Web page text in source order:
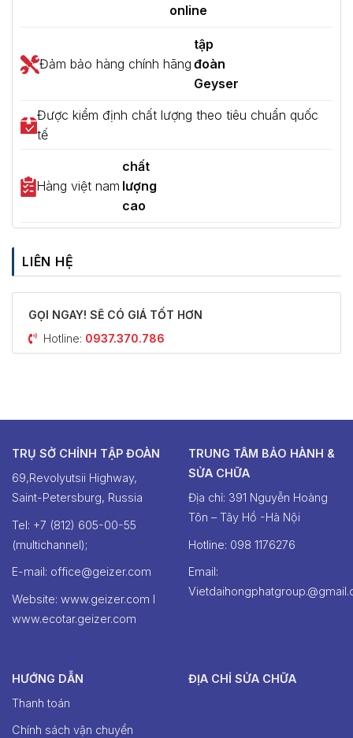
online
Đảm bảo hàng chính hãng
tập
đoàn
Geyser
Được kiểm định chất lượng theo tiêu chuẩn quốc
tế
Hàng việt nam
chất
lượng
cao
LIÊN HỆ
GỌI NGAY! SẼ CÓ GIÁ TỐT HƠN
Hotline: 0937.370.786
TRỤ SỞ CHỈNH TẬP ĐOÀN
69,Revolyutsii Highway,
Saint-Petersburg, Russia
Tel: +7 (812) 605-00-55
(multichannel);
E-mail: office@geizer.com
Website: www.geizer.com I
www.ecotar.geizer.com
TRUNG TÂM BẢO HÀNH &
SỬA CHỮA
Địa chỉ: 391 Nguyễn Hoàng
Tôn – Tây Hồ -Hà Nội
Hotline: ‭098 1176276‬
Email:
HƯỚNG DẪN
Thanh toán
Chính sách vận chuyển
ĐỊA CHỈ SỬA CHỮA